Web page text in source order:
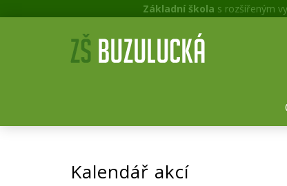
Základní škola s rozšířeným
Kalendář akcí